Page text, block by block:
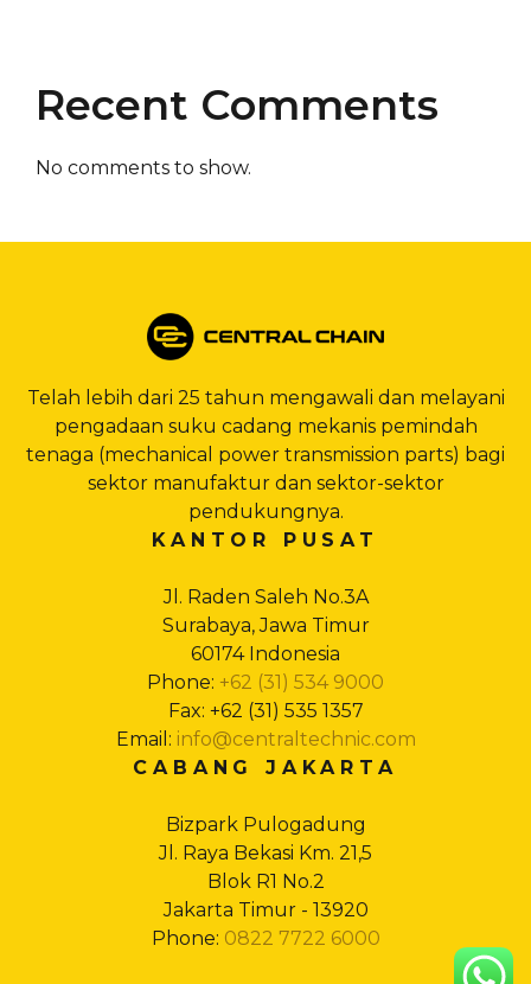
Recent Comments
No comments to show.
Telah lebih dari 25 tahun mengawali dan melayani
pengadaan suku cadang mekanis pemindah
tenaga (mechanical power transmission parts) bagi
sektor manufaktur dan sektor-sektor
pendukungnya.
KANTOR PUSAT
Jl. Raden Saleh No.3A
Surabaya, Jawa Timur
60174 Indonesia
Phone: +62 (31) 534 9000
Fax: +62 (31) 535 1357
Email: info@centraltechnic.com
CABANG JAKARTA
Bizpark Pulogadung
Jl. Raya Bekasi Km. 21,5
Blok R1 No.2
Jakarta Timur - 13920
Phone: 0822 7722 6000